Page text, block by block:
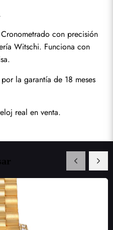
con precisión
Witschi. Funciona con
la garantía de 18 meses
real en venta.